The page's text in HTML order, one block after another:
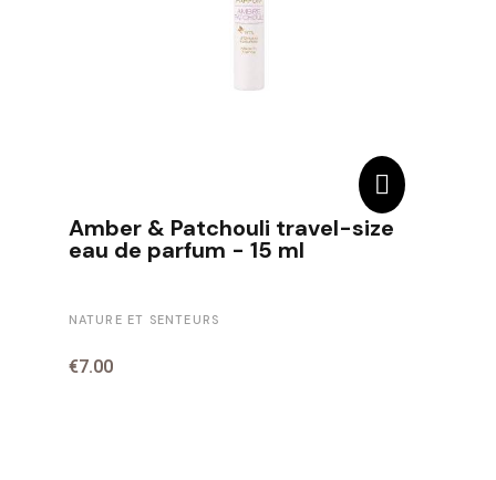
Amber & Patchouli travel-size
eau de parfum - 15 ml
NATURE ET SENTEURS
€7.00